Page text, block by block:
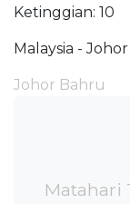
Ketinggian: 10
Malaysia -
Johor Bahru
Matahari